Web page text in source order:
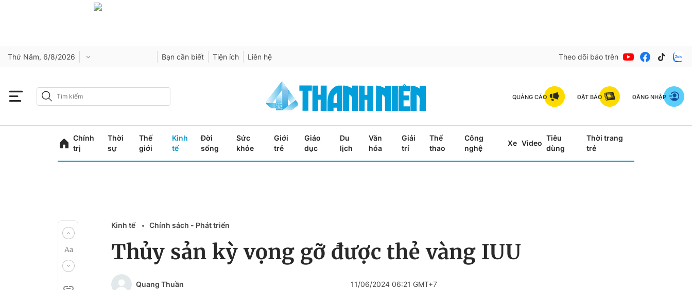
Thứ Năm, 6/8/2026 Bạn cần biết Tiện ích Liên hệ Theo dõi báo trên
QUẢNG CÁO ĐẶT BÁO ĐĂNG NHẬP
Chính
trị
Thời
sự
Thế
giới
Kinh
tế
Đời
sống
Sức
khỏe
Giới
trẻ
Giáo
dục
Du
lịch
Văn
hóa
Giải
trí
Thể
thao
Công
nghệ
Xe Video
Tiêu
dùng
Thời trang
trẻ
Kinh tế Chính sách - Phát triển
Thủy sản kỳ vọng gỡ được thẻ vàng IUU
Quang Thuần 11/06/2024 06:21 GMT+7